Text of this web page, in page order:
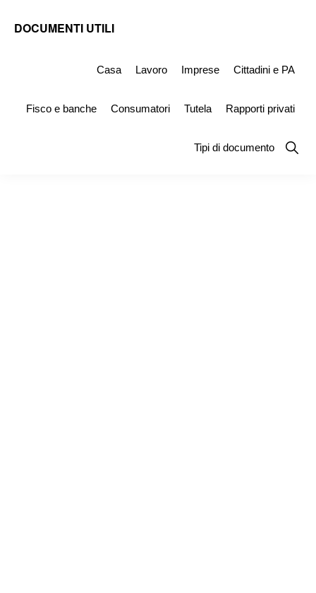
DOCUMENTI UTILI
Simile
Casa Lavoro Imprese Cittadini e PA
Fisco e banche Consumatori Tutela Rapporti privati
Tipi di documento
Show